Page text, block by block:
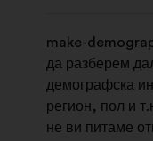
make-
да разберем
демографска
регион, пол и
не ви питаме